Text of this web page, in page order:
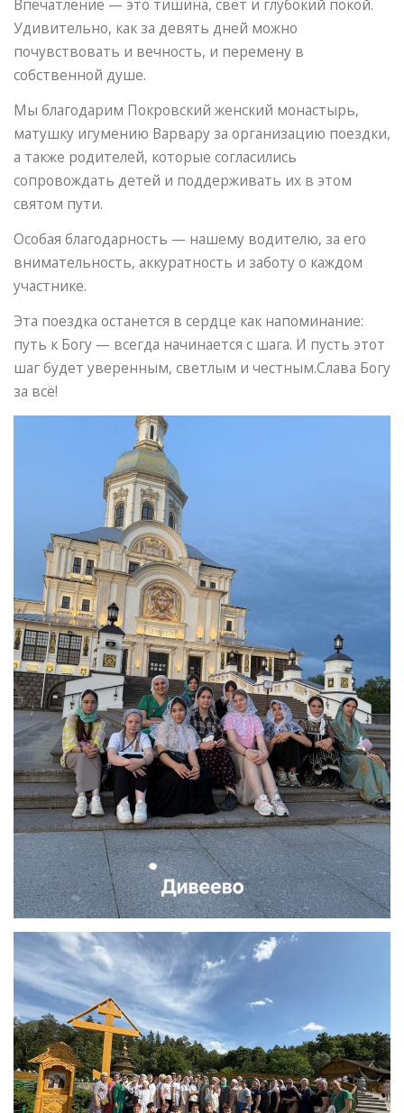
Впечатление — это тишина, свет и глубокий покой.
Удивительно, как за девять дней можно
почувствовать и вечность, и перемену в
собственной душе.
Мы благодарим Покровский женский монастырь,
матушку игумению Варвару за организацию поездки,
а также родителей, которые согласились
сопровождать детей и поддерживать их в этом
святом пути.
Особая благодарность — нашему водителю, за его
внимательность, аккуратность и заботу о каждом
участнике.
Эта поездка останется в сердце как напоминание:
путь к Богу — всегда начинается с шага. И пусть этот
шаг будет уверенным, светлым и честным.Слава Богу
за всё!